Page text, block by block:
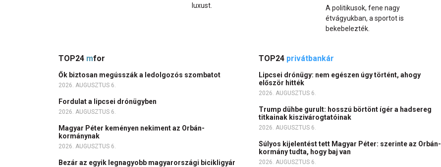
luxust.
A politikusok, fene nagy
étvágyukban, a sportot is
bekebelezték.
TOP24 mfor
Ők biztosan megússzák a ledolgozós szombatot
2026. AUGUSZTUS 6.
Fordulat a lipcsei drónügyben
2026. AUGUSZTUS 6.
Magyar Péter keményen nekiment az Orbán-
kormánynak
2026. AUGUSZTUS 6.
Bezár az egyik legnagyobb magyarországi bicikligyár
TOP24 privátbankár
Lipcsei drónügy: nem egészen úgy történt, ahogy
először hitték
2026. AUGUSZTUS 6.
Trump dühbe gurult: hosszú börtönt ígér a hadsereg
titkainak kiszivárogtatóinak
2026. AUGUSZTUS 6.
Súlyos kijelentést tett Magyar Péter: szerinte az Orbán-
kormány tudta, hogy baj van
2026. AUGUSZTUS 6.